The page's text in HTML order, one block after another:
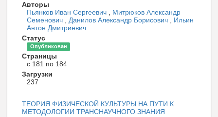
Авторы
Пьянков Иван Сергеевич , Митрюков Александр
Семенович , Данилов Александр Борисович , Ильин
Антон Дмитриевич
Статус
Опубликован
Страницы
с 181 по 184
Загрузки
237
ТЕОРИЯ ФИЗИЧЕСКОЙ КУЛЬТУРЫ НА ПУТИ К
МЕТОДОЛОГИИ ТРАНСНАУЧНОГО ЗНАНИЯ